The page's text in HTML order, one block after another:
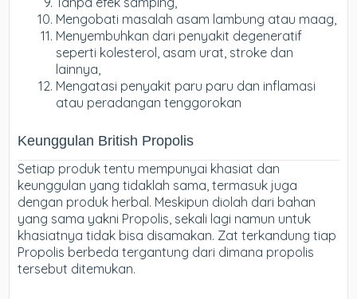
Mengobati masalah asam lambung atau maag,
Menyembuhkan dari penyakit degeneratif
seperti kolesterol, asam urat, stroke dan
lainnya,
Mengatasi penyakit paru paru dan inflamasi
atau peradangan tenggorokan
Keunggulan British Propolis
Setiap produk tentu mempunyai khasiat dan
keunggulan yang tidaklah sama, termasuk juga
dengan produk herbal. Meskipun diolah dari bahan
yang sama yakni Propolis, sekali lagi namun untuk
khasiatnya tidak bisa disamakan. Zat terkandung tiap
Propolis berbeda tergantung dari dimana propolis
tersebut ditemukan.